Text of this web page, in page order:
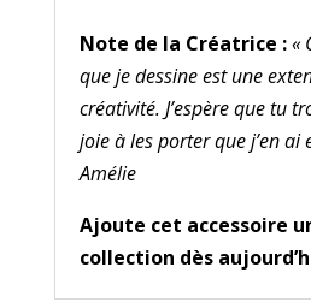
Note de la Créatrice :«
que je dessine est une
créativité. J’espère que tu
joie à les porter que j’en ai
Amélie
Ajoute cet accessoire
collection dès